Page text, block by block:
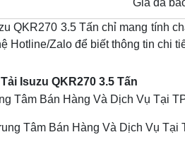
Giá đã
QKR270 3.5 Tấn chỉ mang tính
Hotline/Zalo để biết thông tin chi
Isuzu QKR270 3.5 Tấn
Tâm Bán Hàng Và Dịch Vụ Tại
Tâm Bán Hàng Và Dịch Vụ Tại